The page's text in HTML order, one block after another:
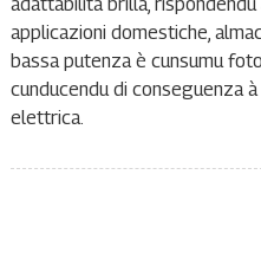
applicazioni domestiche,
bassa putenza è cunsumu
cunducendu di conseguenza
elettrica.